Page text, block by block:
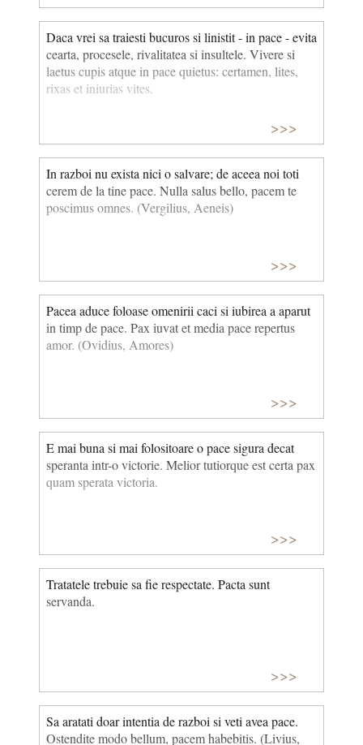
Daca vrei sa traiesti bucuros si linistit - in pace - evita
cearta, procesele, rivalitatea si insultele. Vivere si
laetus cupis atque in pace quietus: certamen, lites,
rixas et iniurias vites.
>>>
In razboi nu exista nici o salvare; de aceea noi toti
cerem de la tine pace. Nulla salus bello, pacem te
poscimus omnes. (Vergilius, Aeneis)
>>>
Pacea aduce foloase omenirii caci si iubirea a aparut
in timp de pace. Pax iuvat et media pace repertus
amor. (Ovidius, Amores)
>>>
E mai buna si mai folositoare o pace sigura decat
speranta intr-o victorie. Melior tutiorque est certa pax
quam sperata victoria.
>>>
Tratatele trebuie sa fie respectate. Pacta sunt
servanda.
>>>
Sa aratati doar intentia de razboi si veti avea pace.
Ostendite modo bellum, pacem habebitis. (Livius,